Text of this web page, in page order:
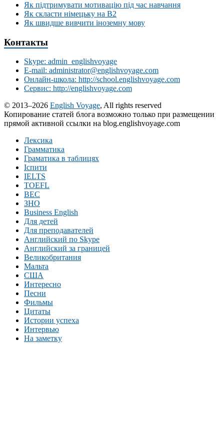
Як підтримувати мотивацію під час навчання
Як скласти німецьку на В2
Як швидше вивчити іноземну мову
Контакты
Skype: admin_englishvoyage
E-mail: administrator@englishvoyage.com
Онлайн-школа: http://school.englishvoyage.com
Сервис: http://englishvoyage.com
© 2013–2026 English Voyage, All rights reserved
Копирование статей блога возможно только при размещении
прямой активной ссылки на blog.englishvoyage.com
Лексика
Грамматика
Граматика в таблицях
Іспити
IELTS
TOEFL
BEC
ЗНО
Business English
Для детей
Для преподавателей
Английский по Skype
Английский за границей
Великобритания
Мальта
США
Интересно
Песни
Фильмы
Цитаты
Истории успеха
Интервью
На заметку